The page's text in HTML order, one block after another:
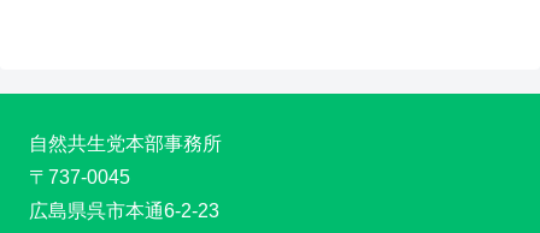
自然共生党本部事務所
〒737-0045
広島県呉市本通6-2-23